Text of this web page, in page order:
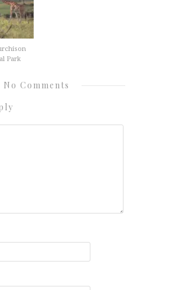
Park
No Comments